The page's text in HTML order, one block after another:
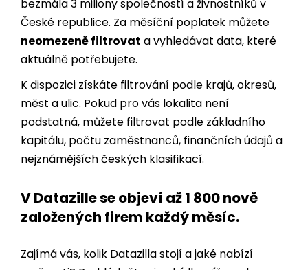
neomezeně filtrovata vyhledávat data, které
aktuálně potřebujete.
K dispozici získáte filtrování podle krajů, okresů,
měst a ulic. Pokud pro vás lokalita není
podstatná, můžete filtrovat podle základního
kapitálu, počtu zaměstnanců, finančních údajů a
nejznámějších českých klasifikací.
V Datazille se objeví až 1 800 nově
Zajímá vás, kolik Datazilla stojí a jaké nabízí
nezávazně spojte s naším obchodním týmem.